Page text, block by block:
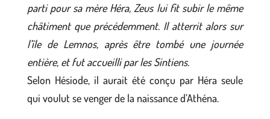
parti pour sa mère Héra, Zeus lui fit subir le même
châtiment que précédemment. Il atterrit alors sur
l’île de Lemnos, après être tombé une journée
entière, et fut accueilli par les Sintiens.
Selon Hésiode, il aurait été conçu par Héra seule
qui voulut se venger de la naissance d’Athéna.